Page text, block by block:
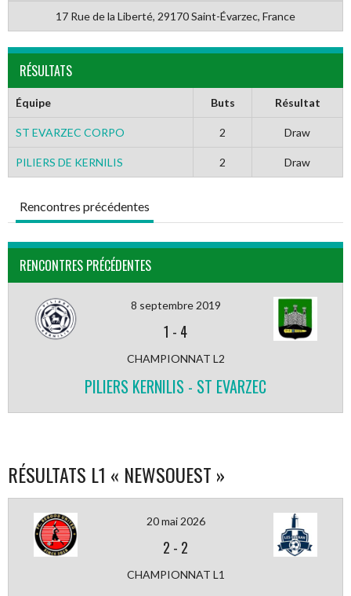
17 Rue de la Liberté, 29170 Saint-Évarzec, France
RÉSULTATS
Équipe Buts Résultat
ST EVARZEC CORPO 2 Draw
PILIERS DE KERNILIS 2 Draw
Rencontres précédentes
RENCONTRES PRÉCÉDENTES
8 septembre 2019
1 - 4
CHAMPIONNAT L2
PILIERS KERNILIS - ST EVARZEC
RÉSULTATS L1 « NEWSOUEST »
20 mai 2026
2 - 2
CHAMPIONNAT L1